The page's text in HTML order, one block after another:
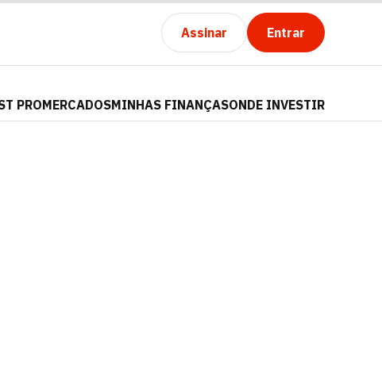
Assinar Entrar
PROMERCADOSMINHAS FINANÇASONDE INVESTIR